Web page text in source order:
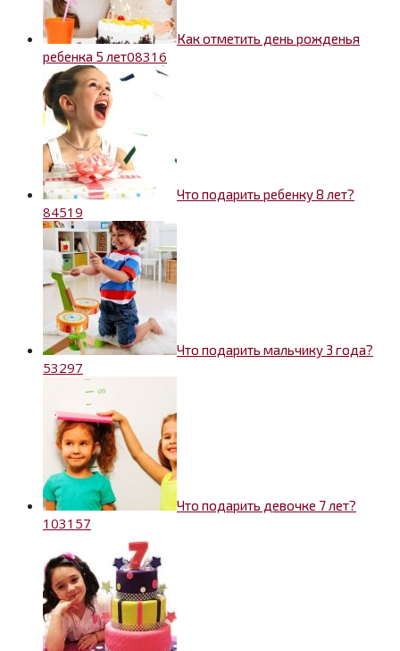
Как отметить день рожденья
ребенка 5 лет08316
Что подарить ребенку 8 лет?
84519
Что подарить мальчику 3 года?
53297
Что подарить девочке 7 лет?
103157